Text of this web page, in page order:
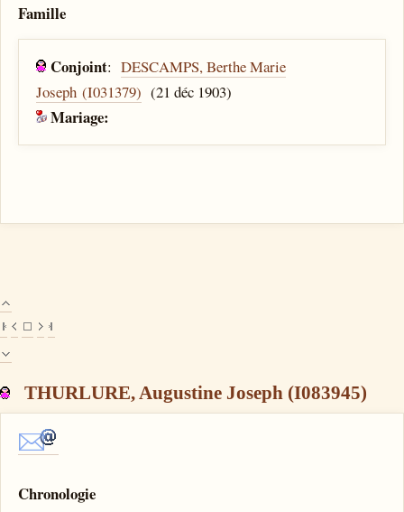
Famille
Conjoint:DESCAMPS, Berthe Marie
Joseph (I031379) (21 déc 1903)
Mariage:
THURLURE, Augustine Joseph (I083945)
Chronologie